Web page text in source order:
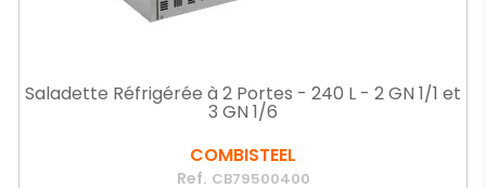
Saladette Réfrigérée à 2 Portes - 240 L - 2 GN 1/1 et
3 GN 1/6
COMBISTEEL
Ref. CB79500400